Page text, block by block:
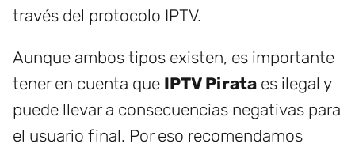
través del protocolo IPTV.
Aunque ambos tipos existen, es importante
tener en cuenta que IPTV Pirata es ilegal y
puede llevar a consecuencias negativas para
el usuario final. Por eso recomendamos